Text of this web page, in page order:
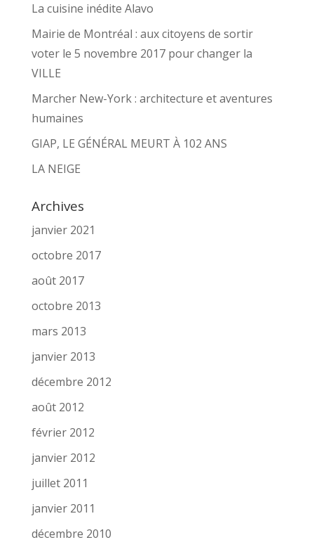
La cuisine inédite Alavo
Mairie de Montréal : aux citoyens de sortir
voter le 5 novembre 2017 pour changer la
VILLE
Marcher New-York : architecture et aventures
humaines
GIAP, LE GÉNÉRAL MEURT À 102 ANS
LA NEIGE
Archives
janvier 2021
octobre 2017
août 2017
octobre 2013
mars 2013
janvier 2013
décembre 2012
août 2012
février 2012
janvier 2012
juillet 2011
janvier 2011
décembre 2010